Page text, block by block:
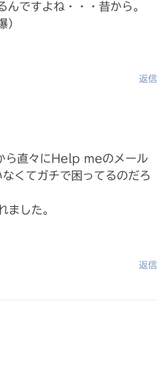
ですよね・・・昔から。
）
返信
ら直々にHelp meのメール
くてガチで困ってるのだろ
ました。
返信